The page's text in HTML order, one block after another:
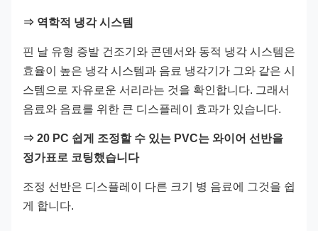
⇒ 역학적 냉각 시스템
핀 날 유형 증발 건조기와 콘덴서와 동적 냉각 시스템은
효율이 높은 냉각 시스템과 음료 냉각기가 그와 같은 시
스템으로 자유로운 서리라는 것을 확인합니다. 그래서
음료와 음료를 위한 큰 디스플레이 효과가 있습니다.
⇒ 20 PC 쉽게 조정할 수 있는 PVC는 와이어 선반을
정가표로 코팅했습니다
조정 선반은 디스플레이 다른 크기 병 음료에 그것을 쉽
게 합니다.